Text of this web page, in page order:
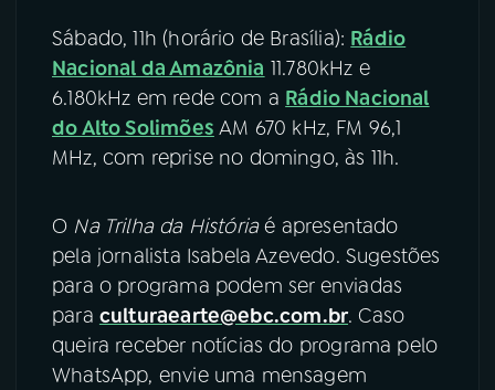
Sábado, 11h (horário de Brasília): Rádio
Nacional da Amazônia 11.780kHz e
6.180kHz em rede com a Rádio Nacional
do Alto Solimões AM 670 kHz, FM 96,1
MHz, com reprise no domingo, às 11h.
O Na Trilha da Históriaé apresentado
pela jornalista Isabela Azevedo. Sugestões
para o programa podem ser enviadas
para culturaearte@ebc.com.br. Caso
queira receber notícias do programa pelo
WhatsApp, envie uma mensagem